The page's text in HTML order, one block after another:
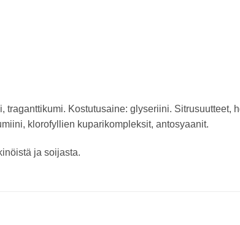
traganttikumi. Kostutusaine: glyseriini. Sitrusuutteet,
klorofyllien kuparikompleksit, antosyaanit.
ja soijasta.